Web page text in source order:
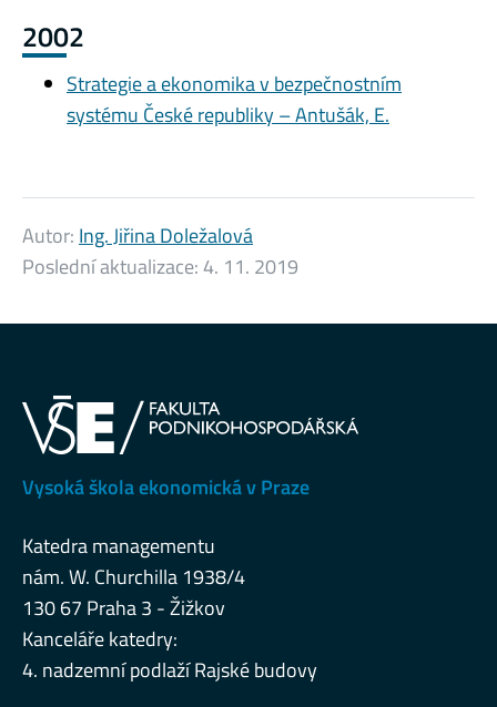
2002
Strategie a ekonomika v bezpečnostním
systému České republiky – Antušák, E.
Autor: Ing. Jiřina Doležalová
Poslední aktualizace:4. 11. 2019
Vysoká škola ekonomická v Praze
Katedra managementu
nám. W. Churchilla 1938/4
130 67 Praha 3 - Žižkov
Kanceláře katedry:
4. nadzemní podlaží Rajské budovy